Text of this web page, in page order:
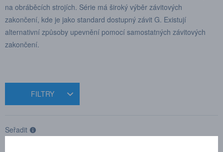
na obráběcích strojích. Série má široký výběr závitových
zakončení, kde je jako standard dostupný závit G. Existují
alternativní způsoby upevnění pomocí samostatných závitových
zakončení.
FILTRY
Seřadit